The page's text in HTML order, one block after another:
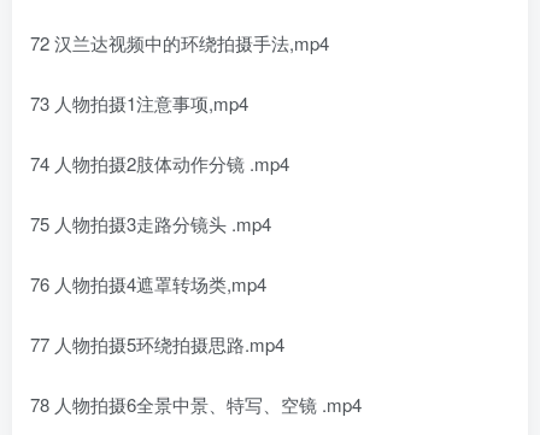
72 汉兰达视频中的环绕拍摄手法,mp4
73 人物拍摄1注意事项,mp4
74 人物拍摄2肢体动作分镜 .mp4
75 人物拍摄3走路分镜头 .mp4
76 人物拍摄4遮罩转场类,mp4
77 人物拍摄5环绕拍摄思路.mp4
78 人物拍摄6全景中景、特写、空镜 .mp4